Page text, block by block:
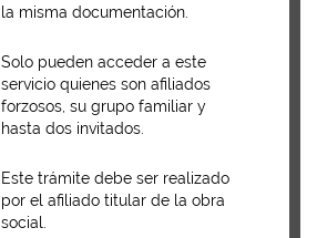
la misma documentación.
Solo pueden acceder a este
servicio quienes son afiliados
forzosos, su grupo familiar y
hasta dos invitados.
Este trámite debe ser realizado
por el afiliado titular de la obra
social.